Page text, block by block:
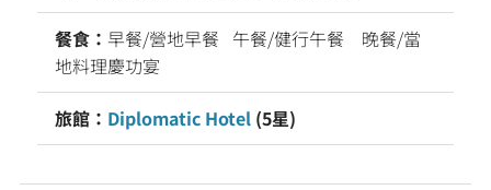
餐食： 早餐/營地早餐 午餐/健行午餐 晚餐/當
地料理慶功宴
旅館： Diplomatic Hotel (5星)